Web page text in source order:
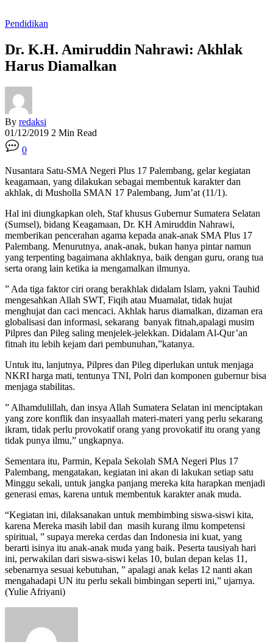
Pendidikan
Dr. K.H. Amiruddin Nahrawi: Akhlak
Harus Diamalkan
By redaksi
01/12/2019 2 Min Read
0
Nusantara Satu-SMA Negeri Plus 17 Palembang, gelar kegiatan
keagamaan, yang dilakukan sebagai membentuk karakter dan
akhlak, di Musholla SMAN 17 Palembang, Jum’at (11/1).
Hal ini diungkapkan oleh, Staf khusus Gubernur Sumatera Selatan
(Sumsel), bidang Keagamaan, Dr. KH Amiruddin Nahrawi,
memberikan pencerahan agama kepada anak-anak SMA Plus 17
Palembang. Menurutnya, anak-anak, bukan hanya pintar namun
yang terpenting bagaimana akhlaknya, baik dengan guru, orang tua
serta orang lain ketika ia mengamalkan ilmunya.
” Ada tiga faktor ciri orang berakhlak didalam Islam, yakni Tauhid
mengesahkan Allah SWT, Fiqih atau Muamalat, tidak hujat
menghujat dan caci mencaci. Akhlak harus diamalkan, dizaman era
globalisasi dan informasi, sekarang banyak fitnah,apalagi musim
Pilpres dan Pileg saling menjelek-jelekkan. Didalam Al-Qur’an
fitnah itu lebih kejam dari pembunuhan,”katanya.
Untuk itu, lanjutnya, Pilpres dan Pileg diperlukan untuk menjaga
NKRI harga mati, tentunya TNI, Polri dan komponen gubernur bisa
menjaga stabilitas.
” Alhamdulillah, dan insya Allah Sumatera Selatan ini menciptakan
yang zore konflik dan insyaallah materi-materi yang perlu sekarang
ikram, tidak perlu provokatif orang yang provokatif itu orang yang
tidak punya ilmu,” ungkapnya.
Sementara itu, Parmin, Kepala Sekolah SMA Negeri Plus 17
Palembang, mengatakan, kegiatan ini akan di lakukan setiap satu
Minggu sekali, untuk jangka panjang mereka kita harapkan menjadi
generasi emas, karena untuk membentuk karakter anak muda.
“Kegiatan ini, dilaksanakan untuk membimbing siswa-siswi kita,
karena Mereka masih labil dan masih kurang ilmu kompetensi
spiritual, ” supaya mereka cerdas dan Indonesia ini kuat, yang
berarti isinya itu anak-anak muda yang baik. Peserta tausiyah hari
ini, perwakilan dari siswa-siswi kelas 10, bulan depan kelas 11,
sebenarnya sesuai kebutuhan, ” apalagi anak kelas 12 nanti akan
mengahadapi UN itu perlu sekali bimbingan seperti ini,” ujarnya.
(Yulie Afriyani)